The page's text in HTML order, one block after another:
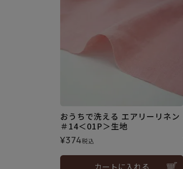
おうちで洗える エアリーリネン
＃14＜01P＞生地
¥374税込
カートに入れる